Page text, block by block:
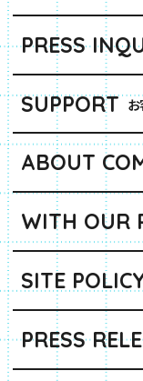
PRESS
SUPPORT
ABOUT
WITH OUR
SITE
PRESS